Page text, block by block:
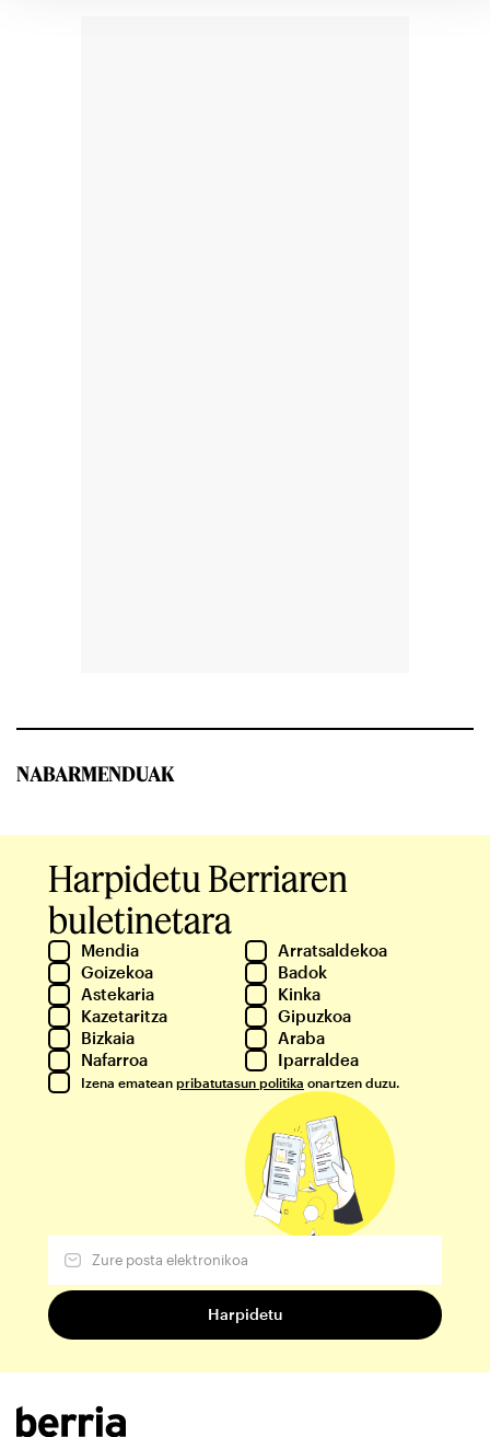
NABARMENDUAK
Harpidetu Berriaren
buletinetara
Mendia
Arratsaldekoa
Goizekoa
Badok
Astekaria
Kinka
Kazetaritza
Gipuzkoa
Bizkaia
Araba
Nafarroa
Iparraldea
Izena ematean pribatutasun politika onartzen duzu.